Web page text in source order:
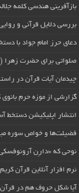
بازآفرینی هندسی کلمه
بررسی دلایل قرآنی و
دعای حرز امام جواد با
صلواتی برای حضرت زهرا
چیدمان آیات قرآن در
گزارشی از موزه حرم
انتشار اپلیکیشن دستخط
فضیلت‌ها و خواص سوره
نوحی که «دارِن
نرم افزار آنلاین قرآن
آیا شکل حروف هم در